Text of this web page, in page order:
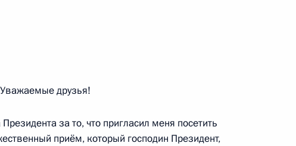
и социального
Горки
друзья!
за то, что пригласил меня посетить
приём, который господин Президент,